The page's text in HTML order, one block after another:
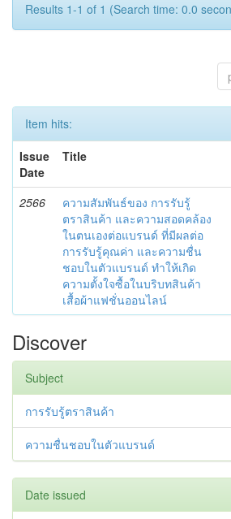
Results 1-1 of 1 (Search time: 0.0
Item hits:
Issue
Date
Title
2566
ความสัมพันธ์ของ การรับรู้
ตราสินค้า และความสอดคล้อง
ในตนเองต่อแบรนด์ ที่มีผลต่อ
การรับรู้คุณค่า และความชื่น
ชอบในตัวแบรนด์ ทำให้เกิด
ความตั้งใจซื้อในบริบทสินค้า
เสื้อผ้าแฟชั่นออนไลน์
Discover
Subject
การรับรู้ตราสินค้า
ความชื่นชอบในตัวแบรนด์
Date issued